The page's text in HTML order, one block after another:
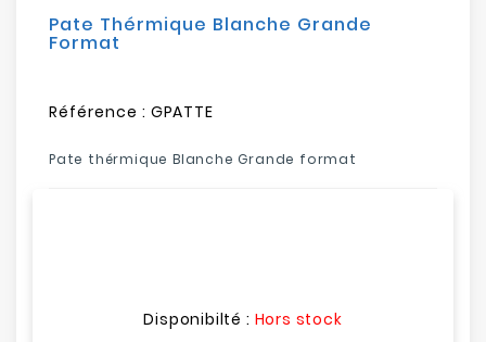
Pate Thérmique Blanche Grande
Format
Référence : GPATTE
Pate thérmique Blanche Grande format
Disponibilté : Hors stock